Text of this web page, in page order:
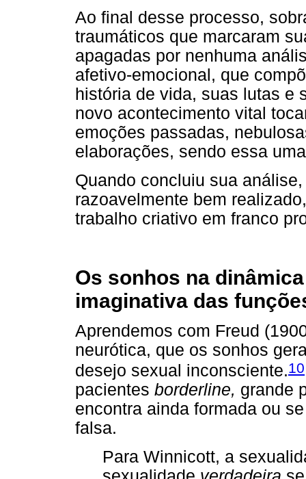
Ao final desse processo,
traumáticos que marcaram
apagadas por nenhuma
afetivo-emocional, que
história de vida, suas lutas e
novo acontecimento vital
emoções passadas,
elaborações, sendo essa
Quando concluiu sua
razoavelmente bem
trabalho criativo em franco
Os sonhos na
imaginativa das
Aprendemos com Freud
neurótica, que os sonhos
desejo sexual inconsciente.10
pacientes borderline, grande
encontra ainda formada ou
falsa.
Para Winnicott, a